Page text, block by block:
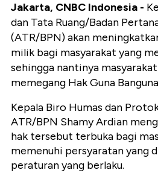
Jakarta, CNBC Indonesia -
dan Tata Ruang/Badan
(ATR/BPN) akan
milik bagi masyarakat yang
sehingga nantinya
memegang Hak Guna
Kepala Biro Humas dan
ATR/BPN Shamy Ardian
hak tersebut terbuka bagi
memenuhi persyaratan yang
peraturan yang berlaku.